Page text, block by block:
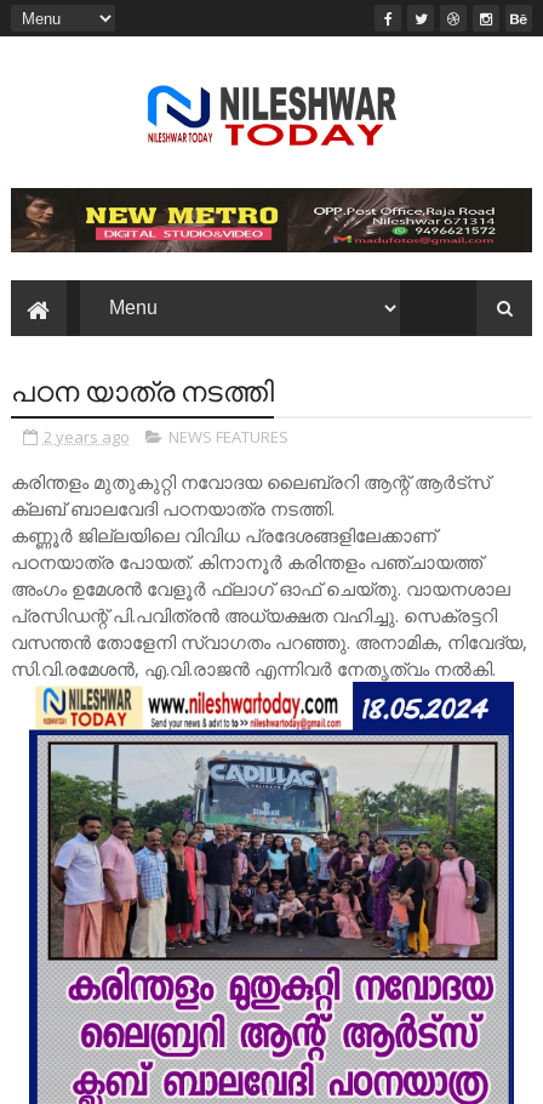
പഠന യാത്ര നടത്തി
2 years ago NEWS FEATURES
കരിന്തളം മുതുകുറ്റി നവോദയ ലൈബ്രറി ആന്റ് ആർട്സ്
ക്ലബ് ബാലവേദി പഠനയാത്ര നടത്തി.
കണ്ണൂർ ജില്ലയിലെ വിവിധ പ്രദേശങ്ങളിലേക്കാണ്
പഠനയാത്ര പോയത്. കിനാനൂർ കരിന്തളം പഞ്ചായത്ത്
അംഗം ഉമേശൻ വേളൂർ ഫ്ലാഗ് ഓഫ് ചെയ്തു. വായനശാല
പ്രസിഡന്റ് പി.പവിത്രൻ അധ്യക്ഷത വഹിച്ചു. സെക്രട്ടറി
വസന്തൻ തോളേനി സ്വാഗതം പറഞ്ഞു. അനാമിക, നിവേദ്യ,
സി.വി.രമേശൻ, എ.വി.രാജൻ എന്നിവർ നേതൃത്വം നൽകി.